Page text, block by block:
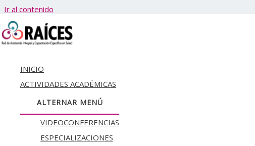
Ir al contenido
INICIO
ACTIVIDADES ACADÉMICAS
ALTERNAR MENÚ
VIDEOCONFERENCIAS
ESPECIALIZACIONES
Turnos-
Turnos Asistencia
Brindamosacompañamiento, asesoramiento e intervención profesional